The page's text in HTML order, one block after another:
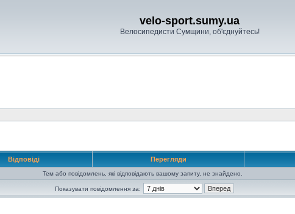
velo-sport.sumy.ua
Велосипедисти Сумщини, об'єднуйтесь!
Відповіді Перегляди
Тем або повідомлень, які відповідають вашому запиту, не знайдено.
Показувати повідомлення за: